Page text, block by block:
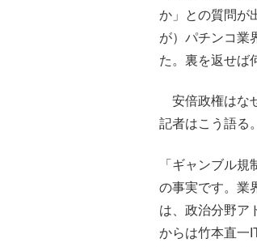
か」との質問が
が）パチンコ業
た。裏を返せば
安倍政権はな
記者はこう語る。
「ギャンブル
の事実です。業
は、政治分野ア
からは竹本直一